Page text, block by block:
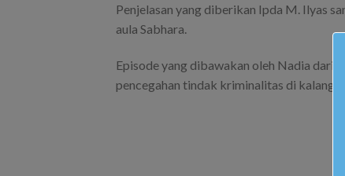
Penjelasan yang diberikan Ipda M. Ilyas
aula Sabhara.
Episode yang dibawakan oleh Nadia dari
pencegahan tindak kriminalitas di kalangan